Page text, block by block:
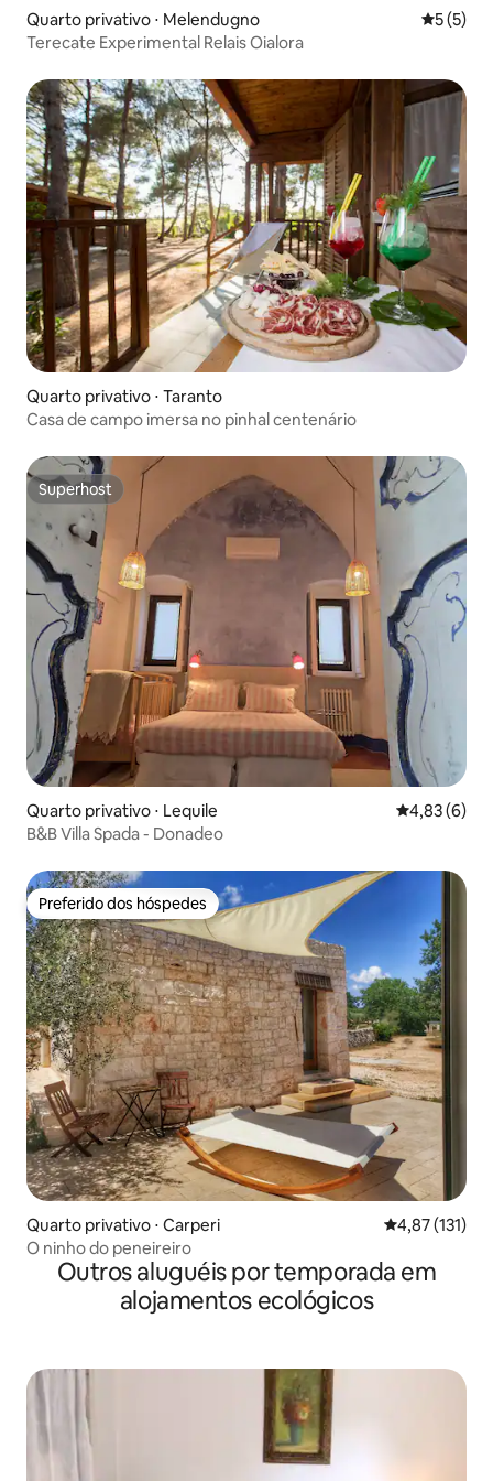
Quarto privativo ⋅ Melendugno 5 de
5 (5)
Terecate Experimental Relais Oialora
Quarto privativo ⋅ Taranto
Casa de campo imersa no pinhal centenário
Superhost
Superhost
Quarto privativo ⋅ Lequile 4,83 de uma
4,83 (6)
B&B Villa Spada - Donadeo
Preferido dos hóspedes
Preferido dos hóspedes
Quarto privativo ⋅ Carperi 4,87 de uma
4,87 (131)
O ninho do peneireiro
Outros aluguéis por temporada em
alojamentos ecológicos